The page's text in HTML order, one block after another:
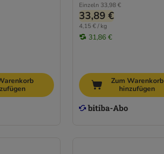
Einzeln 33,98 €
33,89 €
4,15 € / kg
31,86 €
Zum Warenkorb
hinzufügen